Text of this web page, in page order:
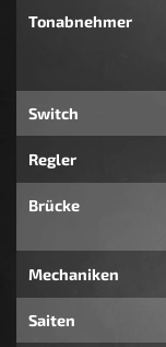
Tonabnehmer
Switch
Regler
Brücke
Mechaniken
Saiten